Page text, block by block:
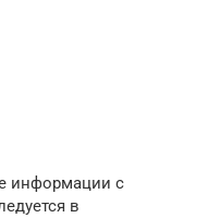
информации с
в